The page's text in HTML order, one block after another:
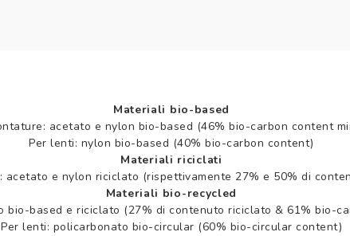
Materiali bio-based
acetato e nylon bio-based (46% bio-carbon content
Per lenti: nylon bio-based (40% bio-carbon content)
Materiali riciclati
acetato e nylon riciclato (rispettivamente 27% e 50% di
Materiali bio-recycled
bio-based e riciclato (27% di contenuto riciclato & 61% bio-
Per lenti: policarbonato bio-circular (60% bio-circular content)